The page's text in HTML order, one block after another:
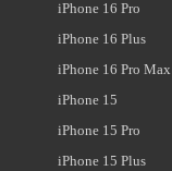
iPhone 16 Pro
iPhone 16 Plus
iPhone 16 Pro Max
iPhone 15
iPhone 15 Pro
iPhone 15 Plus